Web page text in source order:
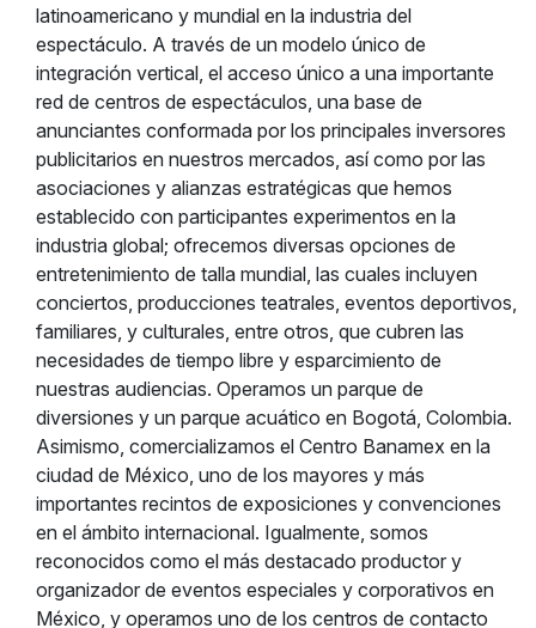
latinoamericano y mundial en la industria del
espectáculo. A través de un modelo único de
integración vertical, el acceso único a una importante
red de centros de espectáculos, una base de
anunciantes conformada por los principales inversores
publicitarios en nuestros mercados, así como por las
asociaciones y alianzas estratégicas que hemos
establecido con participantes experimentos en la
industria global; ofrecemos diversas opciones de
entretenimiento de talla mundial, las cuales incluyen
conciertos, producciones teatrales, eventos deportivos,
familiares, y culturales, entre otros, que cubren las
necesidades de tiempo libre y esparcimiento de
nuestras audiencias. Operamos un parque de
diversiones y un parque acuático en Bogotá, Colombia.
Asimismo, comercializamos el Centro Banamex en la
ciudad de México, uno de los mayores y más
importantes recintos de exposiciones y convenciones
en el ámbito internacional. Igualmente, somos
reconocidos como el más destacado productor y
organizador de eventos especiales y corporativos en
México, y operamos uno de los centros de contacto